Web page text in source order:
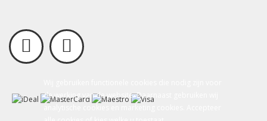
de werking van de website. Daarnaast gebruiken wij